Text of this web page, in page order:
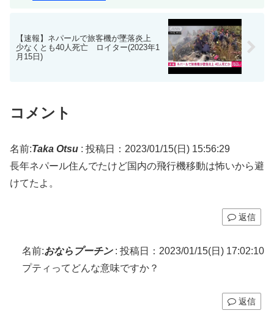
【速報】ネパールで旅客機が墜落炎上
少なくとも40人死亡 ロイター(2023年1
月15日)
コメント
名前:Taka Otsu : 投稿日：2023/01/15(日) 15:56:29
長年ネパール住んでたけど国内の飛行機移動は怖いから避
けてたよ。
返信
名前:おならプーチン: 投稿日：2023/01/15(日) 17:02:10
プティってどんな意味ですか？
返信